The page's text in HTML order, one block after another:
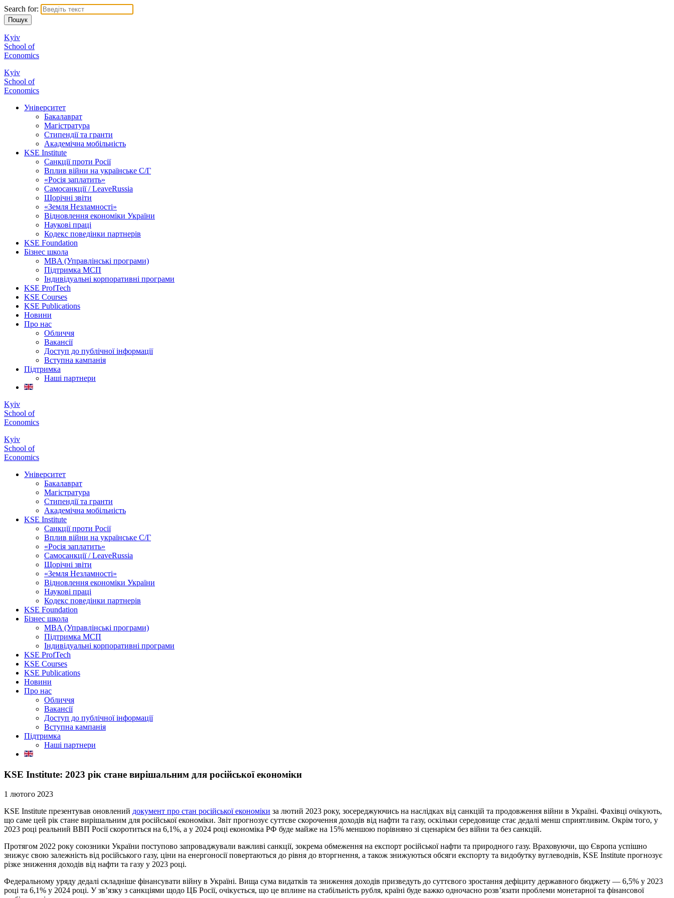
Search for:
Kyiv
School of
Economics
Kyiv
School of
Economics
Університет
Бакалаврат
Магістратура
Стипендії та гранти
Академічна мобільність
KSE Institute
Санкції проти Росії
Вплив війни на українське С/Г
«Росія заплатить»
Самосанкції / LeaveRussia
Щорічні звіти
«Земля Незламності»
Відновлення економіки України
Наукові праці
Кодекс поведінки партнерів
KSE Foundation
Бізнес школа
MBA (Управлінські програми)
Підтримка МСП
Індивідуальні корпоративні програми
KSE ProfTech
KSE Courses
KSE Publications
Новини
Про нас
Обличчя
Вакансії
Доступ до публічної інформації
Вступна кампанія
Підтримка
Наші партнери
Kyiv
School of
Economics
Kyiv
School of
Economics
Університет
Бакалаврат
Магістратура
Стипендії та гранти
Академічна мобільність
KSE Institute
Санкції проти Росії
Вплив війни на українське С/Г
«Росія заплатить»
Самосанкції / LeaveRussia
Щорічні звіти
«Земля Незламності»
Відновлення економіки України
Наукові праці
Кодекс поведінки партнерів
KSE Foundation
Бізнес школа
MBA (Управлінські програми)
Підтримка МСП
Індивідуальні корпоративні програми
KSE ProfTech
KSE Courses
KSE Publications
Новини
Про нас
Обличчя
Вакансії
Доступ до публічної інформації
Вступна кампанія
Підтримка
Наші партнери
KSE Institute: 2023 рік стане вирішальним для російської економіки
1 лютого 2023
KSE Institute презентував оновлений документ про стан російської економіки за лютий 2023 року, зосереджуючись на наслідках від санкцій та продовження війни в Україні. Фахівці очікують,
що саме цей рік стане вирішальним для російської економіки. Звіт прогнозує суттєве скорочення доходів від нафти та газу, оскільки середовище стає дедалі менш сприятливим. Окрім того, у
2023 році реальний ВВП Росії скоротиться на 6,1%, а у 2024 році економіка РФ буде майже на 15% меншою порівняно зі сценарієм без війни та без санкцій.
Протягом 2022 року союзники України поступово запроваджували важливі санкції, зокрема обмеження на експорт російської нафти та природного газу. Враховуючи, що Європа успішно
знижує свою залежність від російського газу, ціни на енергоносії повертаються до рівня до вторгнення, а також знижуються обсяги експорту та видобутку вуглеводнів, KSE Institute прогнозує
різке зниження доходів від нафти та газу у 2023 році.
Федеральному уряду дедалі складніше фінансувати війну в Україні. Вища сума видатків та зниження доходів призведуть до суттєвого зростання дефіциту державного бюджету — 6,5% у 2023
році та 6,1% у 2024 році. У зв’язку з санкціями щодо ЦБ Росії, очікується, що це вплине на стабільність рубля, країні буде важко одночасно розв’язати проблеми монетарної та фінансової